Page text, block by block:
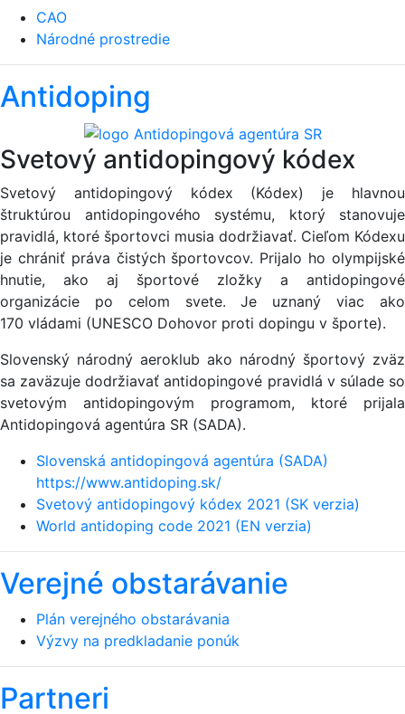
CAO
Národné prostredie
Antidoping
Svetový antidopingový kódex
Svetový antidopingový kódex (Kódex) je hlavnou
štruktúrou antidopingového systému, ktorý stanovuje
pravidlá, ktoré športovci musia dodržiavať. Cieľom Kódexu
je chrániť práva čistých športovcov. Prijalo ho olympijské
hnutie, ako aj športové zložky a antidopingové
organizácie po celom svete. Je uznaný viac ako
170 vládami (UNESCO Dohovor proti dopingu v športe).
Slovenský národný aeroklub ako národný športový zväz
sa zaväzuje dodržiavať antidopingové pravidlá v súlade so
svetovým antidopingovým programom, ktoré prijala
Antidopingová agentúra SR (SADA).
Slovenská antidopingová agentúra (SADA)
https://www.antidoping.sk/
Svetový antidopingový kódex 2021 (SK verzia)
World antidoping code 2021 (EN verzia)
Verejné obstarávanie
Plán verejného obstarávania
Výzvy na predkladanie ponúk
Partneri